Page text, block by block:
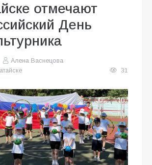
отмечают
День
Алена Васнецова
31